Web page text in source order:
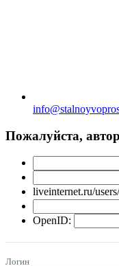
Пожалуйста,
liveinternet.ru/users/
OpenID:
Логин